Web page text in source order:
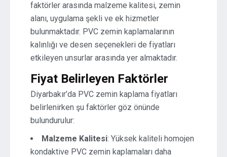
faktörler arasında malzeme kalitesi, zemin
alanı, uygulama şekli ve ek hizmetler
bulunmaktadır. PVC zemin kaplamalarının
kalınlığı ve desen seçenekleri de fiyatları
etkileyen unsurlar arasında yer almaktadır.
Fiyat Belirleyen Faktörler
Diyarbakır’da PVC zemin kaplama fiyatları
belirlenirken şu faktörler göz önünde
bulundurulur:
Malzeme Kalitesi: Yüksek kaliteli homojen
kondaktive PVC zemin kaplamaları daha